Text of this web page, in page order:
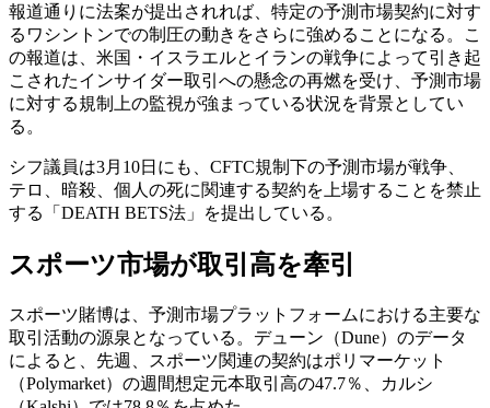
報道通りに法案が提出されれば、特定の予測市場契約に対す
るワシントンでの制圧の動きをさらに強めることになる。こ
の報道は、米国・イスラエルとイランの戦争によって引き起
こされたインサイダー取引への懸念の再燃を受け、予測市場
に対する規制上の監視が強まっている状況を背景としてい
る。
シフ議員は3月10日にも、CFTC規制下の予測市場が戦争、
テロ、暗殺、個人の死に関連する契約を上場することを禁止
する「DEATH BETS法」を提出している。
スポーツ市場が取引高を牽引
スポーツ賭博は、予測市場プラットフォームにおける主要な
取引活動の源泉となっている。デューン（Dune）のデータ
によると、先週、スポーツ関連の契約はポリマーケット
（Polymarket）の週間想定元本取引高の47.7％、カルシ